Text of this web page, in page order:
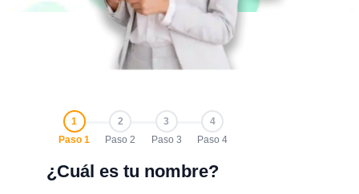
1
Paso 1
2
Paso 2
3
Paso 3
4
Paso 4
¿Cuál es tu nombre?